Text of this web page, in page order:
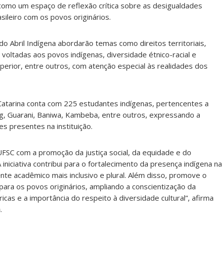
um espaço de reflexão crítica sobre as desigualdades
com os povos originários.
Abril Indígena abordarão temas como direitos territoriais,
aos povos indígenas, diversidade étnico-racial e
entre outros, com atenção especial às realidades dos
conta com 225 estudantes indígenas, pertencentes a
Guarani, Baniwa, Kambeba, entre outros, expressando a
presentes na instituição.
com a promoção da justiça social, da equidade e do
contribui para o fortalecimento da presença indígena na
acadêmico mais inclusivo e plural. Além disso, promove o
os povos originários, ampliando a conscientização da
e a importância do respeito à diversidade cultural”, afirma